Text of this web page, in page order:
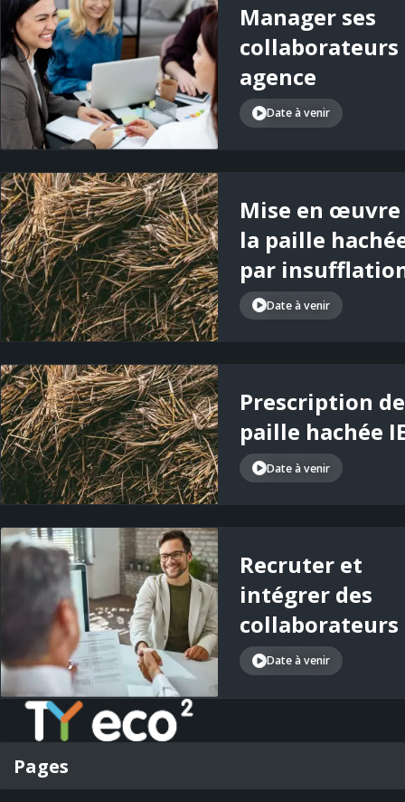
Manager ses
collaborateurs
agence
Date à venir
Mise en œuvre
la paille
par
Date à venir
Prescription
paille hachée
Date à venir
Recruter et
intégrer des
collaborateurs
Date à venir
Pages